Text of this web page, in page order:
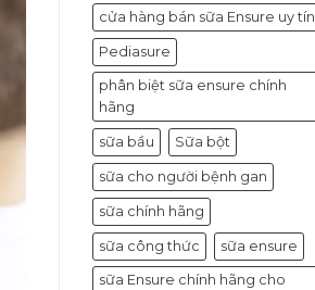
cửa hàng bán sữa Ensure uy tín
Pediasure
phân biệt sữa ensure chính
hãng
sữa bầu Sữa bột
sữa cho người bệnh gan
sữa chính hãng
sữa công thức sữa ensure
sữa Ensure chính hãng cho